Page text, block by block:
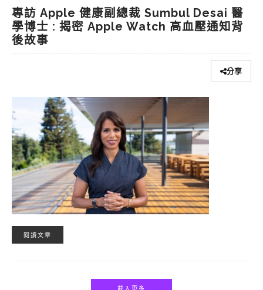
專訪 Apple 健康副總裁 Sumbul Desai 醫
學博士 : 揭密 Apple Watch 高血壓通知背
後故事
分享
閱讀文章
載入更多